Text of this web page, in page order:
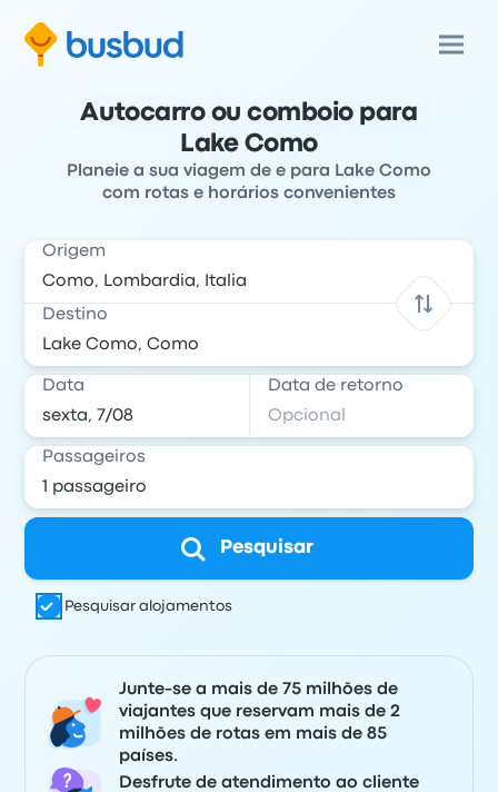
Autocarro ou comboio para
Lake Como
Planeie a sua viagem de e para Lake Como
com rotas e horários convenientes
Origem
Destino
Data Data de retorno
Passageiros
Pesquisar
Pesquisar alojamentos
Junte-se a mais de 75 milhões de
viajantes que reservam mais de 2
milhões de rotas em mais de 85
países.
Desfrute de atendimento ao cliente